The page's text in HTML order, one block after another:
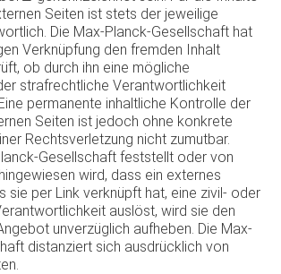
Seiten ist stets der jeweilige
Die Max-Planck-Gesellschaft hat
Verknüpfung den fremden Inhalt
ob durch ihn eine mögliche
strafrechtliche Verantwortlichkeit
permanente inhaltliche Kontrolle der
Seiten ist jedoch ohne konkrete
Rechtsverletzung nicht zumutbar.
Gesellschaft feststellt oder von
wird, dass ein externes
sie per Link verknüpft hat, eine zivil- oder
auslöst, wird sie den
unverzüglich aufheben. Die Max-
distanziert sich ausdrücklich von